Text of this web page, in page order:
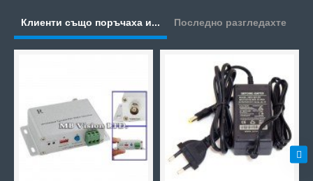
Клиенти също поръчаха и... Последно разгледахте